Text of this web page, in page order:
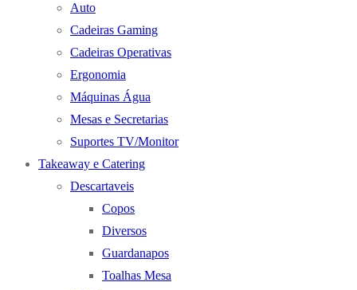
Auto
Cadeiras Gaming
Cadeiras Operativas
Ergonomia
Máquinas Água
Mesas e Secretarias
Suportes TV/Monitor
Takeaway e Catering
Descartaveis
Copos
Diversos
Guardanapos
Toalhas Mesa